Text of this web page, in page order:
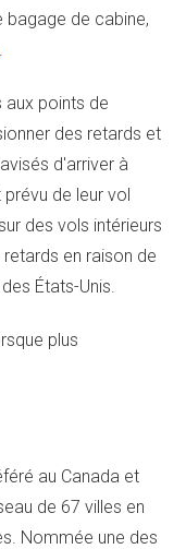
de cabine,
.
aux points de
des retards et
d'arriver à
de leur vol
des vols intérieurs
en raison de
États-Unis.
plus
au Canada et
de 67 villes en
Nommée une des